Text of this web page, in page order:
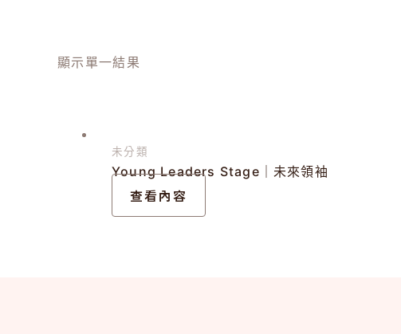
顯示單一結果
未分類
Young Leaders Stage｜未來領袖
查看內容